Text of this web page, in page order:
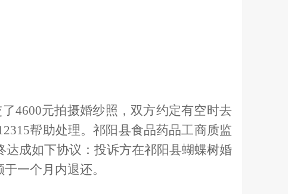
4600元拍摄婚纱照，双方约定有空时去
帮助处理。祁阳县食品药品工商质监
成如下协议：投诉方在祁阳县蝴蝶树婚
于一个月内退还。